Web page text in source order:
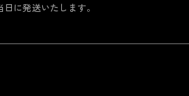
に発送いたします。